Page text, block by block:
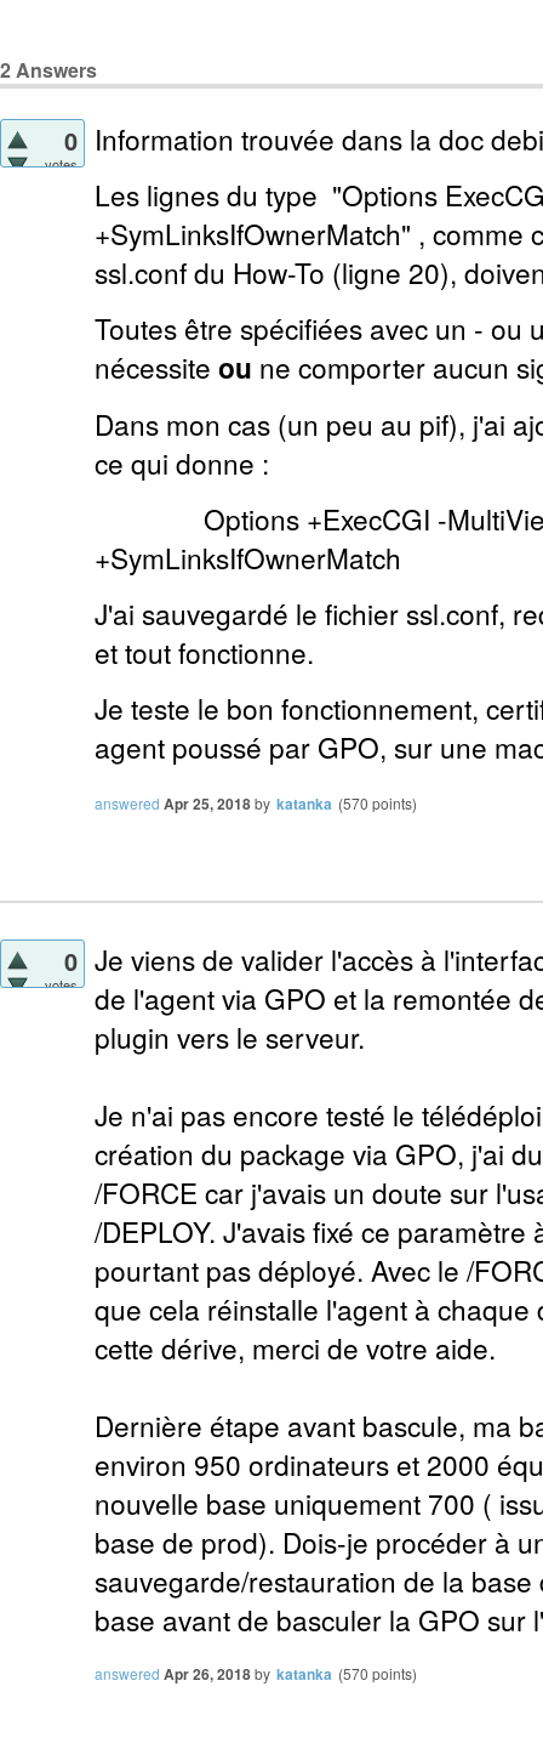
2Answers
0
votes
Information trouvée dans la doc
Les lignes du type "Options
+SymLinksIfOwnerMatch" , comme
ssl.conf du How-To (ligne 20),
Toutes être spécifiées avec un - ou
nécessite ou ne comporter aucun
Dans mon cas (un peu au pif), j'ai
ce qui donne :
Options +ExecCGI -
+SymLinksIfOwnerMatch
J'ai sauvegardé le fichier ssl.conf,
et tout fonctionne.
Je teste le bon fonctionnement,
agent poussé par GPO, sur une
answered Apr 25, 2018by katanka (570 points)
0
votes
Je viens de valider l'accès à
de l'agent via GPO et la remontée
plugin vers le serveur.
Je n'ai pas encore testé le
création du package via GPO, j'ai
/FORCE car j'avais un doute sur
/DEPLOY. J'avais fixé ce
pourtant pas déployé. Avec le /
que cela réinstalle l'agent à
cette dérive, merci de votre aide.
Dernière étape avant bascule, ma
environ 950 ordinateurs et 2000
nouvelle base uniquement 700 (
base de prod). Dois-je procéder à
sauvegarde/restauration de la
base avant de basculer la GPO sur
answered Apr 26, 2018by katanka (570 points)